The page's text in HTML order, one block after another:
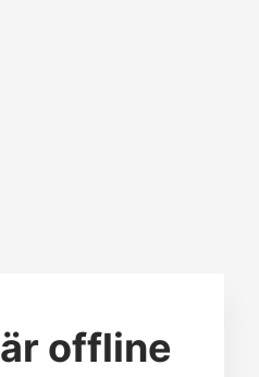
är offline